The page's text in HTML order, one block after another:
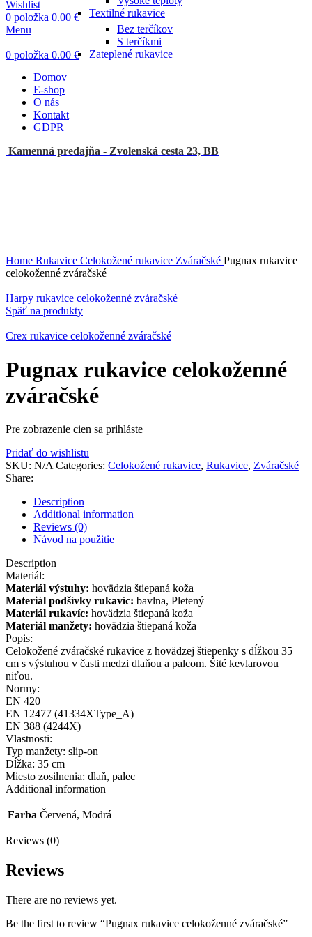
Wishlist
0 položka 0.00 €
Menu
0 položka 0.00 €
Textilné rukavice
Bez terčíkov
S terčíkmi
Zateplené rukavice
Domov
E-shop
O nás
Kontakt
GDPR
Kamenná predajňa - Zvolenská cesta 23, BB
Home Rukavice Celokožené rukavice Zváračské Pugnax rukavice
celokoženné zváračské
Harpy rukavice celokoženné zváračské
Späť na produkty
Crex rukavice celokoženné zváračské
Pugnax rukavice celokoženné
zváračské
Pre zobrazenie cien sa prihláste
Pridať do wishlistu
SKU: N/ACategories: Celokožené rukavice, Rukavice, Zváračské
Share:
Description
Additional information
Reviews (0)
Návod na použitie
Description
Materiál:
Materiál výstuhy: hovädzia štiepaná koža
Materiál podšívky rukavíc: bavlna, Pletený
Materiál rukavíc: hovädzia štiepaná koža
Materiál manžety: hovädzia štiepaná koža
Popis:
Celokožené zváračské rukavice z hovädzej štiepenky s dĺžkou 35
cm s výstuhou v časti medzi dlaňou a palcom. Šité kevlarovou
niťou.
Normy:
EN 420
EN 12477 (41334XType_A)
EN 388 (4244X)
Vlastnosti:
Typ manžety: slip-on
Dĺžka: 35 cm
Miesto zosilnenia: dlaň, palec
Additional information
Farba Červená, Modrá
Reviews (0)
Reviews
There are no reviews yet.
Be the first to review “Pugnax rukavice celokoženné zváračské”